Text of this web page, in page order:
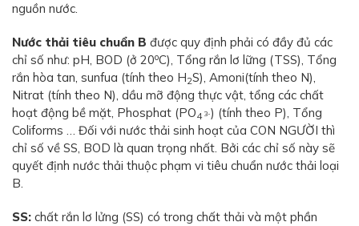
nguồn nước.
Nước thải tiêu chuẩn B được quy định phải có đầy đủ các
chỉ số như: pH, BOD (ở 20oC), Tổng rắn lơ lững (TSS), Tổng
rắn hòa tan, sunfua (tính theo H2S), Amoni(tính theo N),
Nitrat (tính theo N), dầu mỡ động thực vật, tổng các chất
hoạt động bề mặt, Phosphat (PO4 3-) (tính theo P), Tổng
Coliforms … Đối với nước thải sinh hoạt của CON NGƯỜI thì
chỉ số về SS, BOD là quan trọng nhất. Bởi các chỉ số này sẽ
quyết định nước thải thuộc phạm vi tiêu chuẩn nước thải loại
B.
SS: chất rắn lơ lửng (SS) có trong chất thải và một phần